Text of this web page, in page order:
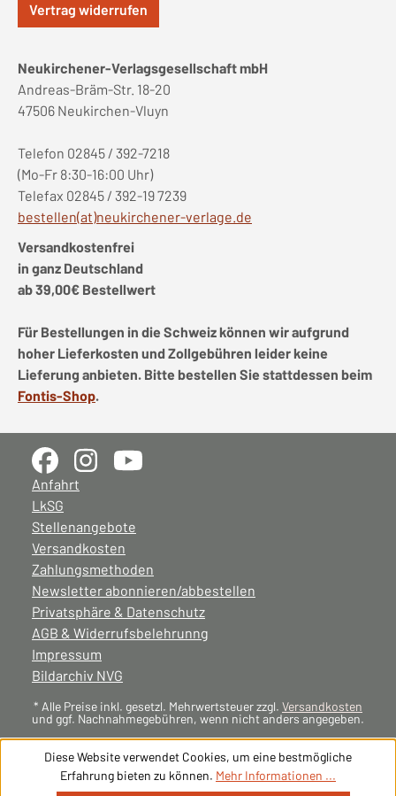
Vertrag widerrufen
Neukirchener-Verlagsgesellschaft mbH
Andreas-Bräm-Str. 18-20
47506 Neukirchen-Vluyn
Telefon 02845 / 392-7218
(Mo-Fr 8:30-16:00 Uhr)
Telefax 02845 / 392-19 7239
bestellen(at)neukirchener-verlage.de
Versandkostenfrei
in ganz Deutschland
ab 39,00€ Bestellwert
Für Bestellungen in die Schweiz können wir aufgrund
hoher Lieferkosten und Zollgebühren leider keine
Lieferung anbieten. Bitte bestellen Sie stattdessen beim
Fontis-Shop.
Anfahrt
LkSG
Stellenangebote
Versandkosten
Zahlungsmethoden
Newsletter abonnieren/abbestellen
Privatsphäre & Datenschutz
AGB & Widerrufsbelehrunng
Impressum
Bildarchiv NVG
* Alle Preise inkl. gesetzl. Mehrwertsteuer zzgl. Versandkosten
und ggf. Nachnahmegebühren, wenn nicht anders angegeben.
Diese Website verwendet Cookies, um eine bestmögliche
Erfahrung bieten zu können. Mehr Informationen ...